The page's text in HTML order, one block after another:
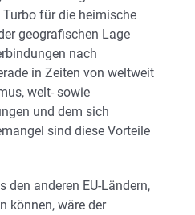
für die heimische
geografischen Lage
nach
in Zeiten von weltweit
welt- sowie
und dem sich
sind diese Vorteile
den anderen EU-Ländern,
können, wäre der